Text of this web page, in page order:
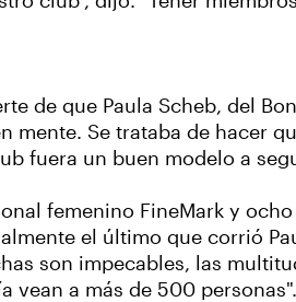
de que Paula Scheb, del
mente. Se trataba de hacer
fuera un buen modelo a
femenino FineMark y
el último que corrió
son impecables, las
vean a más de 500